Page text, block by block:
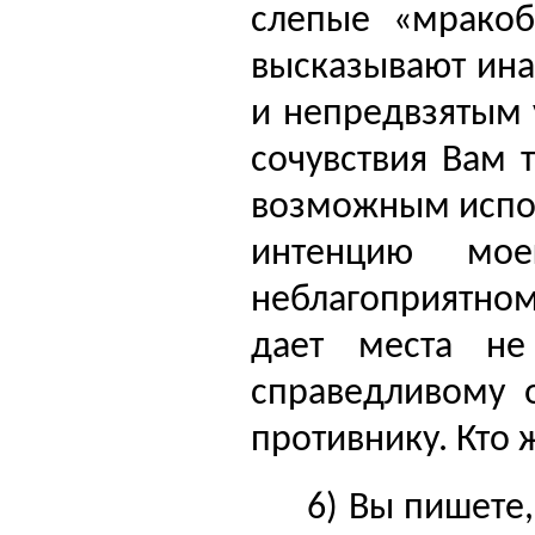
слепые
высказывают
и
сочувствия Вам
возможным
интенцию
дает места не
противнику. Кто
6) Вы